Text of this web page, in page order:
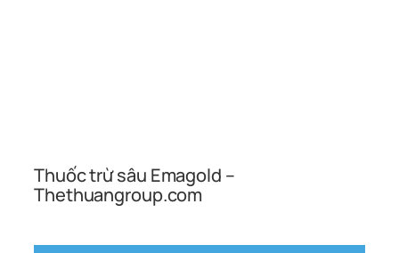
Thuốc trừ sâu Emagold –
Thethuangroup.com